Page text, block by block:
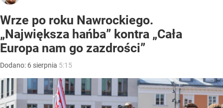
Wrze po roku Nawrockiego.
„Największa hańba” kontra „Cała
Europa nam go zazdrości”
Dodano: 6 sierpnia 5:15